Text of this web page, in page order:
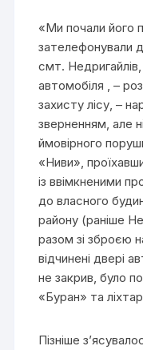
«Ми почали його
зателефонували
смт.
автомобіля , –
захисту лісу, –
зверненням, але
ймовірного
«Ниви», проїхавши
із ввімкненими
до власного
району (раніше
разом зі зброєю
відчинені двері
не закрив, було
«Буран» та
Пізніше